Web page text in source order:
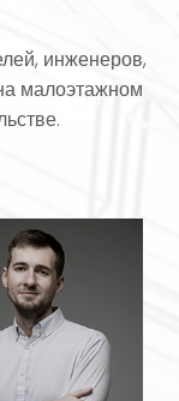
инженеров,
малоэтажном